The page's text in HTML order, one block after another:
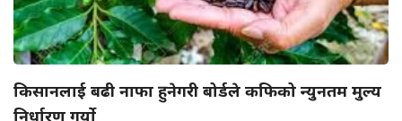
किसानलाई बढी नाफा हुनेगरी बोर्डले कफिको न्युनतम मुल्य
निर्धारण गर्यो